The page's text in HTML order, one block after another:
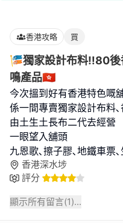
香港攻略 買
🎏獨家設計布料‼️80後
鳴產品🇭🇰
今次搵到好有香港特色嘅
係一間專賣獨家設計布料
由土生土長布二代去經營
一眼望入舖頭
九恩歌､擦子膠､地鐵車票
香港深水埗
評分
顯示所有留言(1)...